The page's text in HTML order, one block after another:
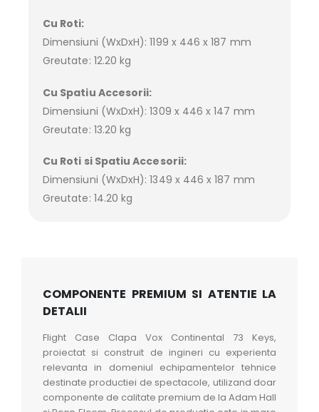
Cu Roti:
Dimensiuni (WxDxH): 1199 x 446 x 187 mm
Greutate: 12.20 kg
Cu Spatiu Accesorii:
Dimensiuni (WxDxH): 1309 x 446 x 147 mm
Greutate: 13.20 kg
Cu Roti si Spatiu Accesorii:
Dimensiuni (WxDxH): 1349 x 446 x 187 mm
Greutate: 14.20 kg
COMPONENTE PREMIUM SI ATENTIE LA
DETALII
Flight Case Clapa Vox Continental 73 Keys,
proiectat si construit de ingineri cu experienta
relevanta in domeniul echipamentelor tehnice
destinate productiei de spectacole, utilizand doar
componente de calitate premium de la Adam Hall